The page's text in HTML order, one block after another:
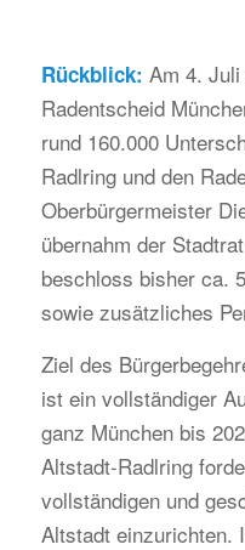
Rückblick: Am 4.
Radentscheid
rund 160.000
Radlring und den
Oberbürgermeister
übernahm der
beschloss bisher ca.
sowie zusätzliches
Ziel des
ist ein vollständiger
ganz München bis
Altstadt-Radlring
vollständigen und
Altstadt einzurichten.